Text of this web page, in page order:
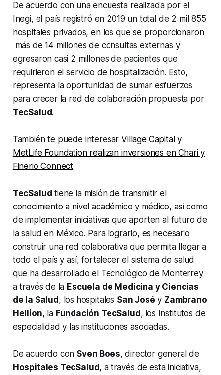
De acuerdo con una encuesta realizada por el
Inegi, el país registró en 2019 un total de 2 mil 855
hospitales privados, en los que se proporcionaron
más de 14 millones de consultas externas y
egresaron casi 2 millones de pacientes que
requirieron el servicio de hospitalización. Esto,
representa la oportunidad de sumar esfuerzos
para crecer la red de colaboración propuesta por
TecSalud.
También te puede interesar Village Capital y
MetLife Foundation realizan inversiones en Chari y
Finerio Connect
TecSalud tiene la misión de transmitir el
conocimiento a nivel académico y médico, así como
de implementar iniciativas que aporten al futuro de
la salud en México. Para lograrlo, es necesario
construir una red colaborativa que permita llegar a
todo el país y así, fortalecer el sistema de salud
que ha desarrollado el Tecnológico de Monterrey
a través de la Escuela de Medicina y Ciencias
de la Salud , los hospitales San José y Zambrano
Hellion, la Fundación TecSalud , los Institutos de
especialidad y las instituciones asociadas.
De acuerdo con Sven Boes, director general de
Hospitales TecSalud, a través de esta iniciativa,